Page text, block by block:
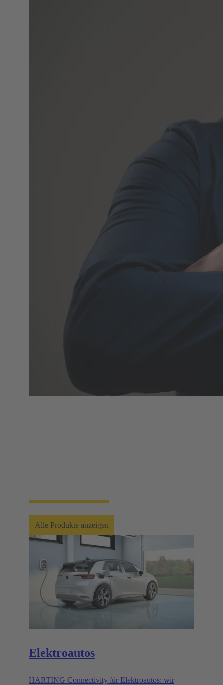
Alle Produkte anzeigen
Elektroautos
HARTING Connectivity für Elektroautos: wir